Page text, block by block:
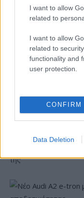
I want to allow
related to
I want to allow
related to
functionality and
user protection.
CONFIRM
Data Deletion
IAB Hellas: Νέα
Συμβούλιο - Πρόεδρος
Η Toyota φέρνει νέα
της